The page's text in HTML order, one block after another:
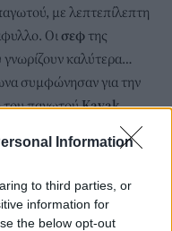
Information
to third parties, or
information for
the below opt-out
με λεπτεπίλεπτη
Οι σεφτης
γνωρίζουν καλύτερα…
συμφώνησαν για την
του παγωτούKayak,